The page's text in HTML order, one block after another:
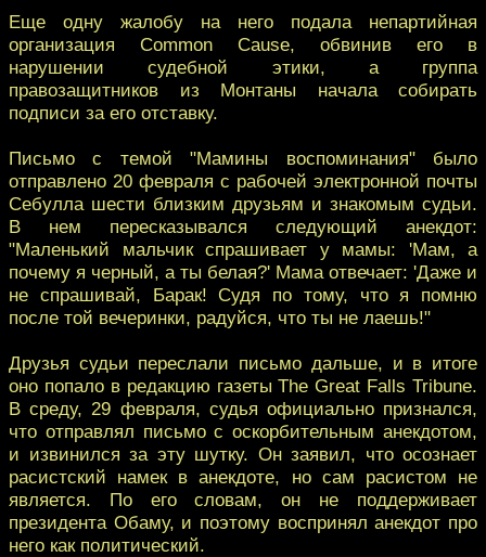
Еще одну жалобу на него подала непартийная
организация Common Cause, обвинив его в
нарушении судебной этики, а группа
правозащитников из Монтаны начала собирать
подписи за его отставку.
Письмо с темой "Мамины воспоминания" было
отправлено 20 февраля с рабочей электронной почты
Себулла шести близким друзьям и знакомым судьи.
В нем пересказывался следующий анекдот:
"Маленький мальчик спрашивает у мамы: 'Мам, а
почему я черный, а ты белая?' Мама отвечает: 'Даже и
не спрашивай, Барак! Судя по тому, что я помню
после той вечеринки, радуйся, что ты не лаешь!"
Друзья судьи переслали письмо дальше, и в итоге
оно попало в редакцию газеты The Great Falls Tribune.
В среду, 29 февраля, судья официально признался,
что отправлял письмо с оскорбительным анекдотом,
и извинился за эту шутку. Он заявил, что осознает
расистский намек в анекдоте, но сам расистом не
является. По его словам, он не поддерживает
президента Обаму, и поэтому воспринял анекдот про
него как политический.